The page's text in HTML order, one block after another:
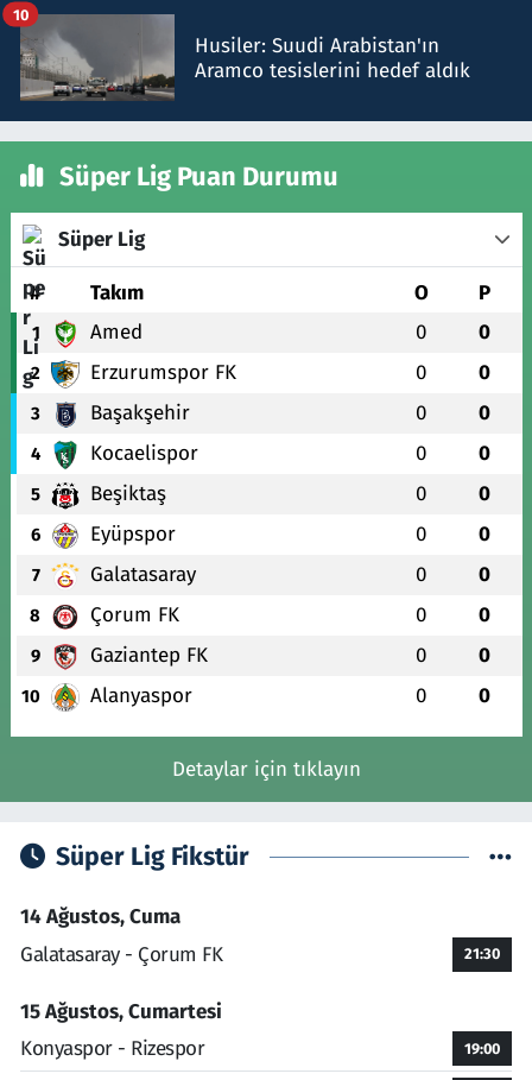
Husiler: Suudi Arabistan'ın
Aramco tesislerini hedef aldık
10
Süper Lig Puan Durumu
Süper Lig
# Takım O P
1 Amed 0 0
2 Erzurumspor FK 0 0
3 Başakşehir 0 0
4 Kocaelispor 0 0
5 Beşiktaş 0 0
6 Eyüpspor 0 0
7 Galatasaray 0 0
8 Çorum FK 0 0
9 Gaziantep FK 0 0
10 Alanyaspor 0 0
Detaylar için tıklayın
Süper Lig Fikstür
14 Ağustos, Cuma
Galatasaray - Çorum FK
21:30
15 Ağustos, Cumartesi
Konyaspor - Rizespor
19:00